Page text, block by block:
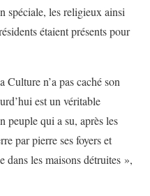
spéciale, les religieux ainsi
étaient présents pour
n’a pas caché son
est un véritable
peuple qui a su, après les
par pierre ses foyers et
dans les maisons détruites »,